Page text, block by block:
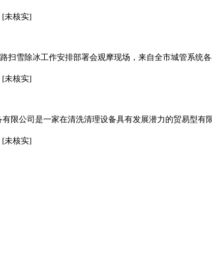
[未核实]
扫雪除冰工作安排部署会观摩现场，来自全市城管系统
[未核实]
限公司是一家在清洗清理设备具有发展潜力的贸易型有
[未核实]